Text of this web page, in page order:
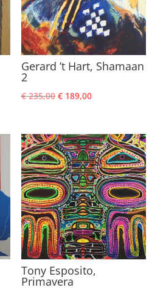
Gerard ’t Hart, Shamaan
2
€235,00 Oorspronkelijke
€ 235,00.
€189,00Huidige
€ 189,00.
Tony Esposito,
Primavera